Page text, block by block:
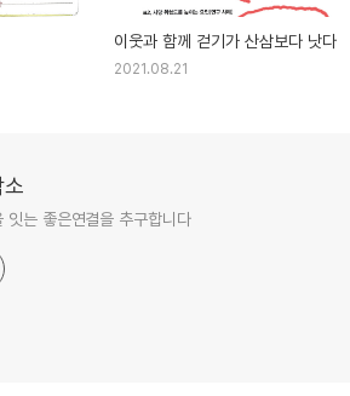
이웃과 함께 걷기가 산삼보다 낫다
2021.08.21
잇는 좋은연결을 추구합니다